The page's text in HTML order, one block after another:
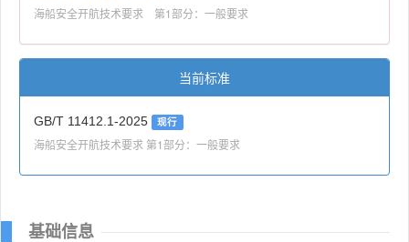
海船安全开航技术要求 第1部分：一般要求
当前标准
GB/T 11412.1-2025 现行
海船安全开航技术要求 第1部分：一般要求
基础信息